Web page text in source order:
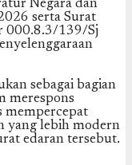
Negara dan
serta Surat
000.8.3/139/Sj
sebagai bagian
merespons
mempercepat
yang lebih modern
edaran tersebut.